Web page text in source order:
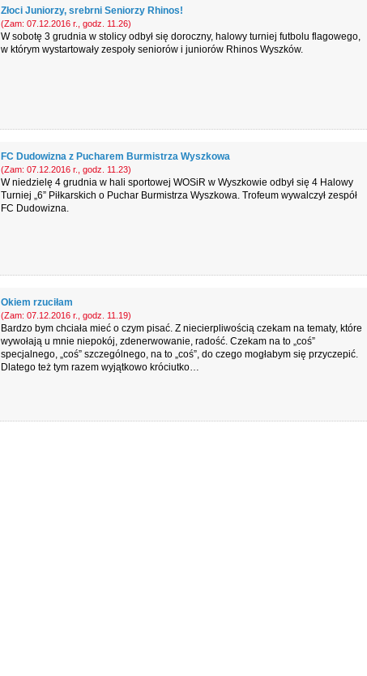
Złoci Juniorzy, srebrni Seniorzy Rhinos!
(Zam: 07.12.2016 r., godz. 11.26)
W sobotę 3 grudnia w stolicy odbył się doroczny, halowy turniej futbolu flagowego,
w którym wystartowały zespoły seniorów i juniorów Rhinos Wyszków.
FC Dudowizna z Pucharem Burmistrza Wyszkowa
(Zam: 07.12.2016 r., godz. 11.23)
W niedzielę 4 grudnia w hali sportowej WOSiR w Wyszkowie odbył się 4 Halowy
Turniej „6” Piłkarskich o Puchar Burmistrza Wyszkowa. Trofeum wywalczył zespół
FC Dudowizna.
Okiem rzuciłam
(Zam: 07.12.2016 r., godz. 11.19)
Bardzo bym chciała mieć o czym pisać. Z niecierpliwością czekam na tematy, które
wywołają u mnie niepokój, zdenerwowanie, radość. Czekam na to „coś”
specjalnego, „coś” szczególnego, na to „coś”, do czego mogłabym się przyczepić.
Dlatego też tym razem wyjątkowo króciutko…